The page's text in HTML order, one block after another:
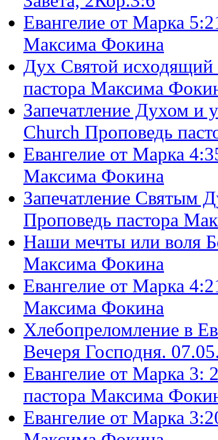
Евангелие от Марка
Максима Фокина
Дух Святой
пастора Максима
Запечатление Духом и
Church Проповедь
Евангелие от Марка
Максима Фокина
Запечатление Святым
Проповедь пастора
Наши мечты или воля
Максима Фокина
Евангелие от Марка
Максима Фокина
Хлебопреломление в
Вечеря Господня.
Евангелие от Марка 3:
пастора Максима
Евангелие от Марка